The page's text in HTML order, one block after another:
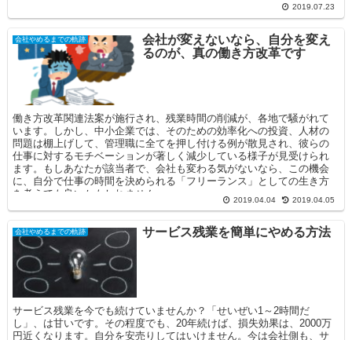
2019.07.23
会社やめるまでの軌跡
会社が変えないなら、自分を変え
るのが、真の働き方改革です
働き方改革関連法案が施行され、残業時間の削減が、各地で騒がれて
います。しかし、中小企業では、そのための効率化への投資、人材の
問題は棚上げして、管理職に全てを押し付ける例が散見され、彼らの
仕事に対するモチベーションが著しく減少している様子が見受けられ
ます。もしあなたが該当者で、会社も変わる気がないなら、この機会
に、自分で仕事の時間を決められる「フリーランス」としての生き方
を考えても良いかもしれません。
2019.04.04 2019.04.05
会社やめるまでの軌跡 サービス残業を簡単にやめる方法
サービス残業を今でも続けていませんか？「せいぜい1～2時間だ
し」、は甘いです。その程度でも、20年続けば、損失効果は、2000万
円近くなります。自分を安売りしてはいけません。今は会社側も、サ